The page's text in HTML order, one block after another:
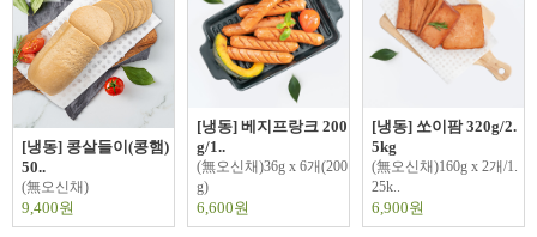
[냉동] 콩살들이(콩햄)
50..
(無오신채)
9,400원
[냉동] 베지프랑크 200
g/1..
(無오신채)36g x 6개(200
g)
6,600원
[냉동] 쏘이팜 320g/2.
5kg
(無오신채)160g x 2개/1.
25k..
6,900원